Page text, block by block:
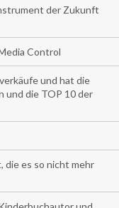
der Zukunft
Control
und hat die
und die TOP 10 der
die es so nicht mehr